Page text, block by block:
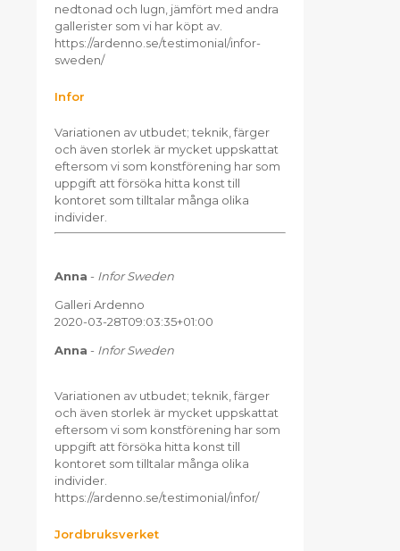
nedtonad och lugn, jämfört med andra
gallerister som vi har köpt av.
https://ardenno.se/testimonial/infor-
sweden/
Infor
Variationen av utbudet; teknik, färger
och även storlek är mycket uppskattat
eftersom vi som konstförening har som
uppgift att försöka hitta konst till
kontoret som tilltalar många olika
individer.
Anna - Infor Sweden
Galleri Ardenno
2020-03-28T09:03:35+01:00
Anna - Infor Sweden
Variationen av utbudet; teknik, färger
och även storlek är mycket uppskattat
eftersom vi som konstförening har som
uppgift att försöka hitta konst till
kontoret som tilltalar många olika
individer.
https://ardenno.se/testimonial/infor/
Jordbruksverket